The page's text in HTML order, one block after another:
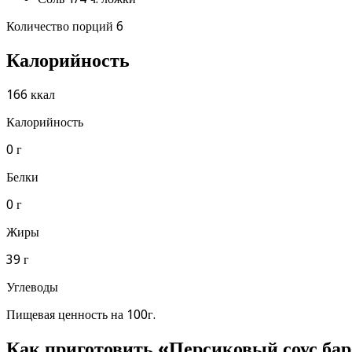
Количество порций 6
Калорийность
166 ккал
Калорийность
0 г
Белки
0 г
Жиры
39 г
Углеводы
Пищевая ценность на 100г.